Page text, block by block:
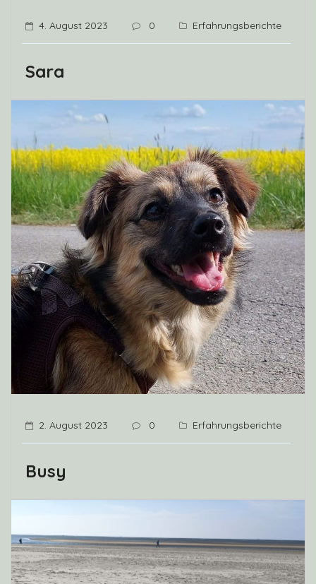
4. August 2023 0 Erfahrungsberichte
Sara
2. August 2023 0 Erfahrungsberichte
Busy